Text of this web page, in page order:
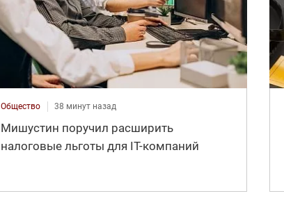
Общество 38 минут назад
Мишустин поручил расширить
налоговые льготы для IT-компаний